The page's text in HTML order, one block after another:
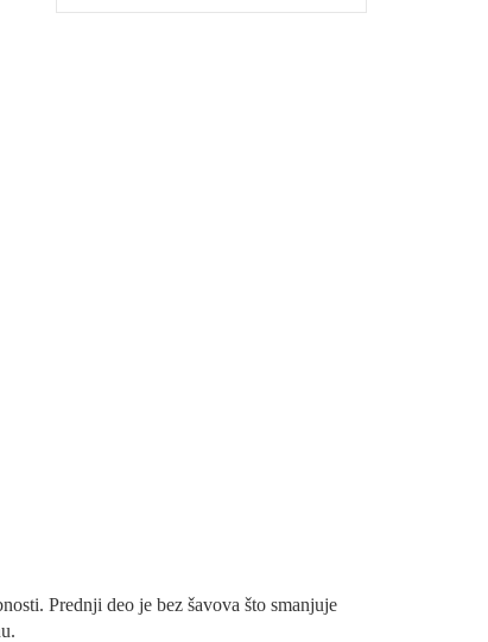
Prednji deo je bez šavova što smanjuje